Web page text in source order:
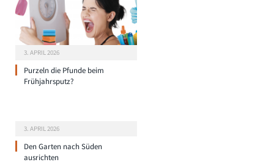
3. APRIL 2026
Purzeln die Pfunde beim
Frühjahrsputz?
3. APRIL 2026
Den Garten nach Süden
ausrichten